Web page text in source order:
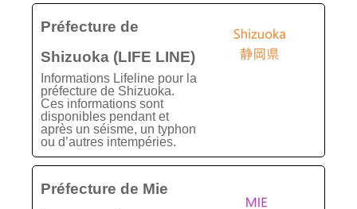
Préfecture de
Shizuoka (LIFE LINE)
Informations Lifeline pour la
préfecture de Shizuoka.
Ces informations sont
disponibles pendant et
après un séisme, un typhon
ou d’autres intempéries.
Préfecture de Mie